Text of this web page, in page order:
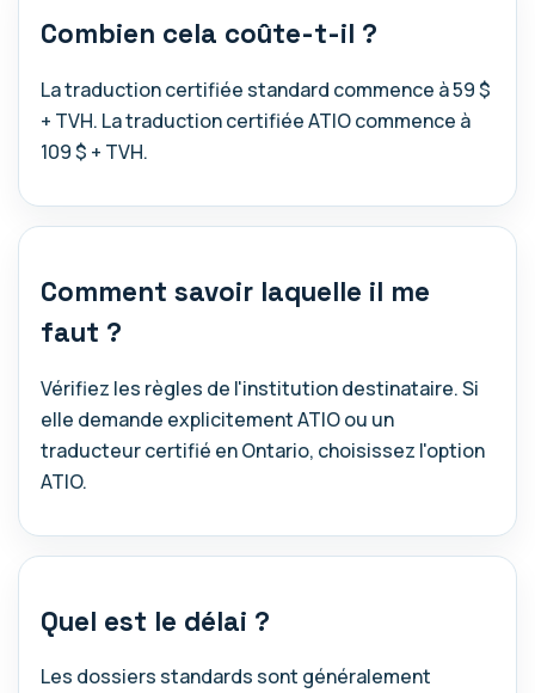
Combien cela coûte-t-il ?
La traduction certifiée standard commence à 59 $
+ TVH. La traduction certifiée ATIO commence à
109 $ + TVH.
Comment savoir laquelle il me
faut ?
Vérifiez les règles de l'institution destinataire. Si
elle demande explicitement ATIO ou un
traducteur certifié en Ontario, choisissez l'option
ATIO.
Quel est le délai ?
Les dossiers standards sont généralement